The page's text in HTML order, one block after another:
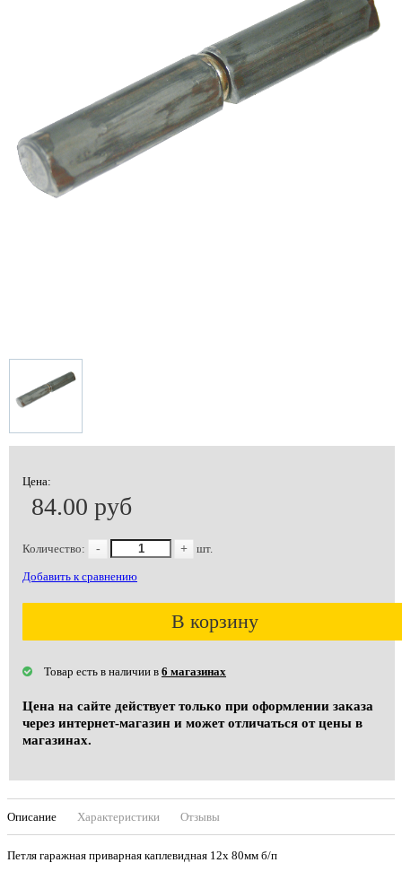
Цена:
84.00 руб
Количество: - + шт.
Добавить к сравнению
В корзину
Товар есть в наличии в 6 магазинах
Цена на сайте действует только при оформлении заказа
через интернет-магазин и может отличаться от цены в
магазинах.
Описание Характеристики Отзывы
Петля гаражная приварная каплевидная 12х 80мм б/п